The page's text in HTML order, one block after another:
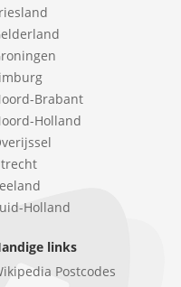
Brabant
Holland
Holland
links
Postcodes